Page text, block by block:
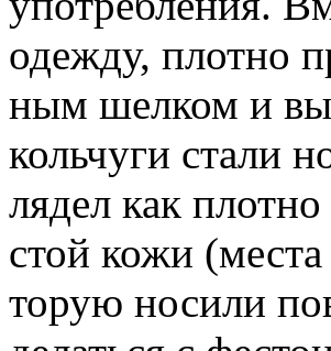
одежду, плотно
ным шелком и
кольчуги стали
лядел как
стой кожи
торую носили